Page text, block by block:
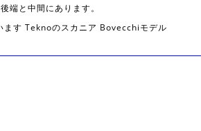
端と中間にあります。
ます Teknoのスカニア Bovecchiモデル